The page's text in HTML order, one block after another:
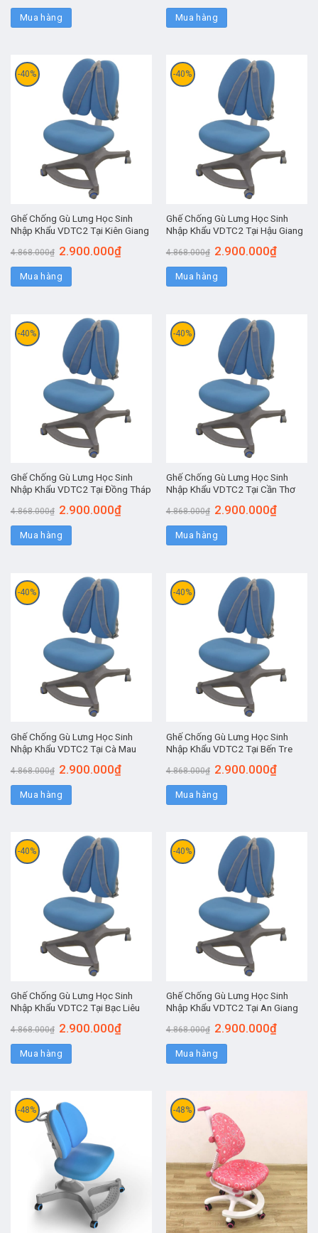
Mua hàng Mua hàng
-40%
Ghế Chống Gù Lưng Học Sinh
Nhập Khẩu VDTC2 Tại Kiên Giang
4.868.000₫ 2.900.000₫
Mua hàng
-40%
Ghế Chống Gù Lưng Học Sinh
Nhập Khẩu VDTC2 Tại Hậu Giang
4.868.000₫ 2.900.000₫
Mua hàng
-40%
Ghế Chống Gù Lưng Học Sinh
Nhập Khẩu VDTC2 Tại Đồng Tháp
4.868.000₫ 2.900.000₫
Mua hàng
-40%
Ghế Chống Gù Lưng Học Sinh
Nhập Khẩu VDTC2 Tại Cần Thơ
4.868.000₫ 2.900.000₫
Mua hàng
-40%
Ghế Chống Gù Lưng Học Sinh
Nhập Khẩu VDTC2 Tại Cà Mau
4.868.000₫ 2.900.000₫
Mua hàng
-40%
Ghế Chống Gù Lưng Học Sinh
Nhập Khẩu VDTC2 Tại Bến Tre
4.868.000₫ 2.900.000₫
Mua hàng
-40%
Ghế Chống Gù Lưng Học Sinh
Nhập Khẩu VDTC2 Tại Bạc Liêu
4.868.000₫ 2.900.000₫
Mua hàng
-40%
Ghế Chống Gù Lưng Học Sinh
Nhập Khẩu VDTC2 Tại An Giang
4.868.000₫ 2.900.000₫
Mua hàng
-48% -48%